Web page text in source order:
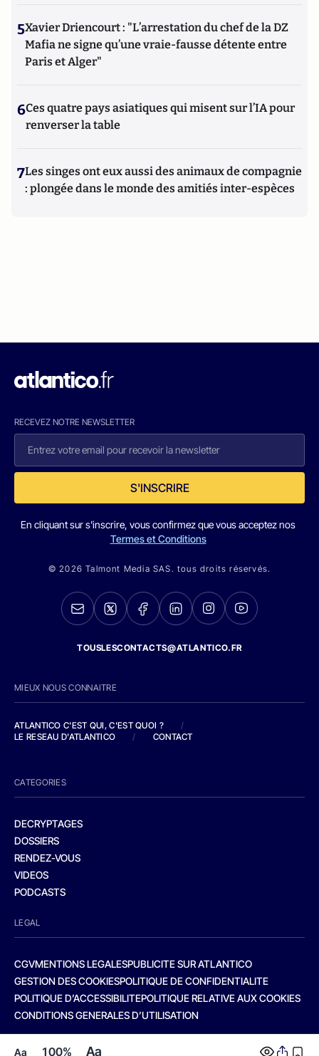
Aa 100% Aa
5Xavier Driencourt : "L’arrestation du chef de la DZ
Mafia ne signe qu’une vraie-fausse détente entre
Paris et Alger"
6Ces quatre pays asiatiques qui misent sur l’IA pour
renverser la table
7Les singes ont eux aussi des animaux de compagnie
: plongée dans le monde des amitiés inter-espèces
RECEVEZ NOTRE NEWSLETTER
S'INSCRIRE
En cliquant sur s'inscrire, vous confirmez que vous acceptez nos
Termes et Conditions
© 2026 Talmont Media SAS. tous droits réservés.
TOUSLESCONTACTS@ATLANTICO.FR
MIEUX NOUS CONNAITRE
ATLANTICO C'EST QUI, C'EST QUOI ?
/
LE RESEAU D'ATLANTICO
/ CONTACT
CATEGORIES
DECRYPTAGES
DOSSIERS
RENDEZ-VOUS
VIDEOS
PODCASTS
LEGAL
CGVMENTIONS LEGALESPUBLICITE SUR ATLANTICO
GESTION DES COOKIESPOLITIQUE DE CONFIDENTIALITE
POLITIQUE D’ACCESSIBILITEPOLITIQUE RELATIVE AUX COOKIES
CONDITIONS GENERALES D’UTILISATION